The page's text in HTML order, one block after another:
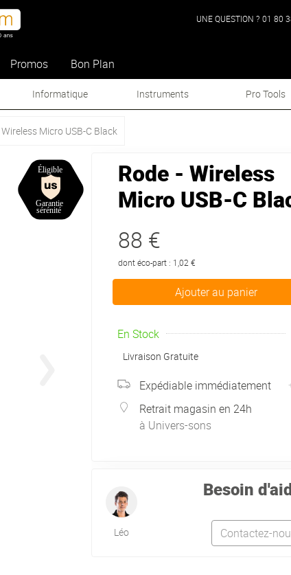
Promos Bon Plan
UNE QUESTION ? 01 80
Informatique Instruments Pro Tools
Wireless Micro USB-C Black
Rode - Wireless
Micro USB-C
88 €
dont éco-part : 1,02 €
Ajouter au panier
En Stock
Livraison Gratuite
Expédiable immédiatement
Retrait magasin en 24h
à Univers-sons
Léo
Besoin
Contactez-